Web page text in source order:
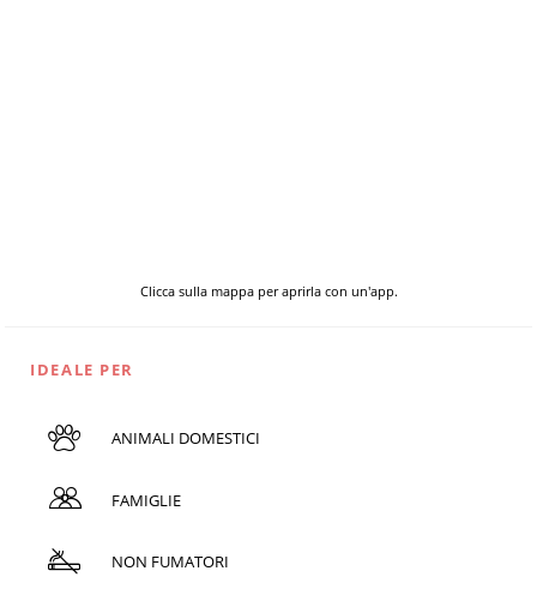
Clicca sulla mappa per aprirla con un'app.
IDEALE PER
ANIMALI DOMESTICI
FAMIGLIE
NON FUMATORI